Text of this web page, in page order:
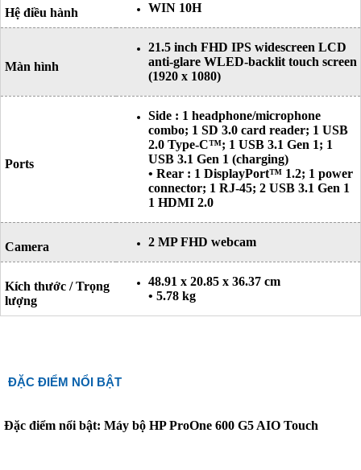
Hệ điều hành WIN 10H
Màn hình
21.5 inch FHD IPS widescreen LCD
anti-glare WLED-backlit touch screen
(1920 x 1080)
Ports
Side : 1 headphone/microphone
combo; 1 SD 3.0 card reader; 1 USB
2.0 Type-C™; 1 USB 3.1 Gen 1; 1
USB 3.1 Gen 1 (charging)
• Rear : 1 DisplayPort™ 1.2; 1 power
connector; 1 RJ-45; 2 USB 3.1 Gen 1
1 HDMI 2.0
Camera 2 MP FHD webcam
Kích thước / Trọng
lượng
48.91 x 20.85 x 36.37 cm
• 5.78 kg
ĐẶC ĐIỂM NỔI BẬT
Đặc điểm nổi bật: Máy bộ HP ProOne 600 G5 AIO Touch